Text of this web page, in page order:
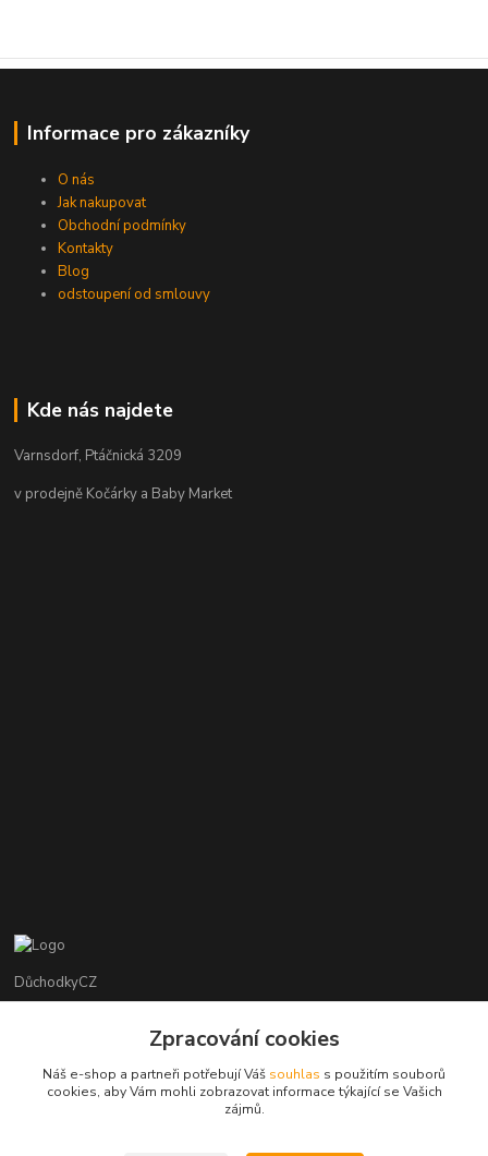
Informace pro zákazníky
O nás
Jak nakupovat
Obchodní podmínky
Kontakty
Blog
odstoupení od smlouvy
Kde nás najdete
Varnsdorf, Ptáčnická 3209
v prodejně Kočárky a Baby Market
DůchodkyCZ
+420 412384749
objednavky@duchodky.cz
Zpracování cookies
Náš e-shop a partneři potřebují Váš souhlas s použitím souborů
cookies, aby Vám mohli zobrazovat informace týkající se Vašich
zájmů.